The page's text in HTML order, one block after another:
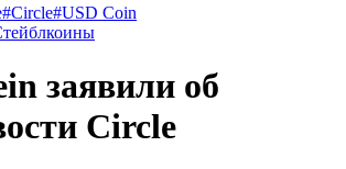
#Circle#USD Coin
заявили об
Circle